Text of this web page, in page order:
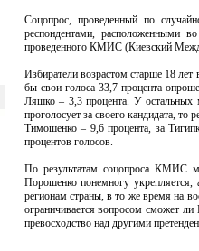
Соцопрос, проведенный по
респондентами, расположенными
проведенного КМИС (Киевский
Избиратели возрастом старше 18
бы свои голоса 33,7 процента
Ляшко – 3,3 процента. У остальных
проголосует за своего кандидата,
Тимошенко – 9,6 процента, за
процентов голосов.
По результатам соцопроса КМИС
Порошенко понемногу
регионам страны, в то же время на
ограничивается вопросом сможет
превосходство над другими